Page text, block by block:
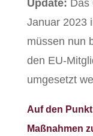
Update: Das
Januar 2023
müssen nun
den EU-
umgesetzt
Auf den
Maßnahmen